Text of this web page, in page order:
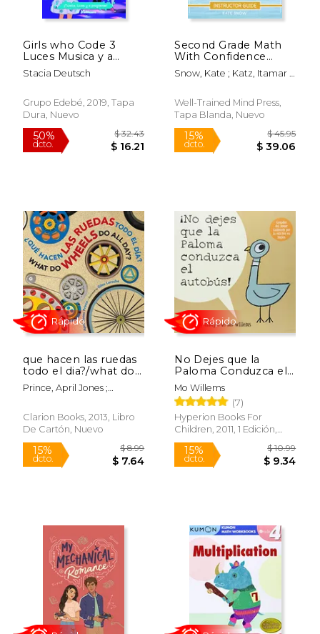
15%
dcto.
$ 17.95
$ 15.26
15%
dcto.
15%
dcto.
46%
dcto.
Girls who Code 3
Luces Musica y a
Programar
Stacia Deutsch
Grupo Edebé, 2019, Tapa
Dura, Nuevo
Second Grade Math
With Confidence
Instructor Guide
(Math With
Inglés)
Snow, Kate ; Katz, Itamar ;
Well-Trained Mind Press,
Tapa Blanda, Nuevo
que hacen las ruedas
todo el dia?/what do
wheels do all day?
bilingual board book
Prince, April Jones ;
Clarion Books, 2013, Libro
De Cartón, Nuevo
No Dejes que la
Paloma Conduzca el
Autobus! (Pigeon)
Mo Willems
(7)
Hyperion Books For
Children, 2011, 1 Edición,
Tapa Blanda, Nuevo